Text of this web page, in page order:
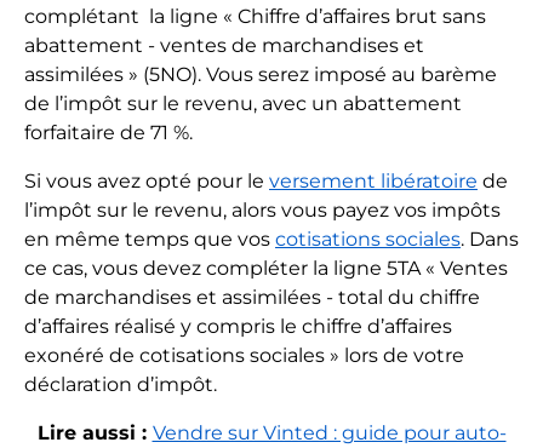
complétant la ligne « Chiffre d’affaires brut sans
abattement - ventes de marchandises et
assimilées » (5NO). Vous serez imposé au barème
de l’impôt sur le revenu, avec un abattement
forfaitaire de 71 %.
Si vous avez opté pour le versement libératoire de
l’impôt sur le revenu, alors vous payez vos impôts
en même temps que vos cotisations sociales. Dans
ce cas, vous devez compléter la ligne 5TA « Ventes
de marchandises et assimilées - total du chiffre
d’affaires réalisé y compris le chiffre d’affaires
exonéré de cotisations sociales » lors de votre
déclaration d’impôt.
Lire aussi : Vendre sur Vinted : guide pour auto-